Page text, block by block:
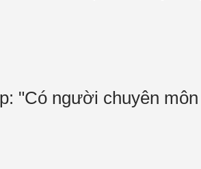
"Có người chuyên